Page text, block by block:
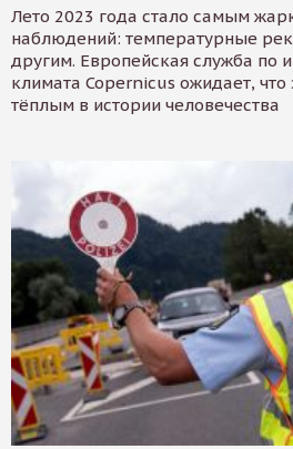
Лето 2023 года стало самым
наблюдений: температурные
другим. Европейская служба по
климата Copernicus ожидает, что
тёплым в истории человечества